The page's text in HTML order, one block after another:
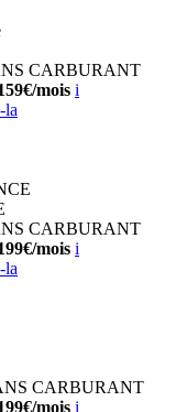
CARBURANT
mois i
la
CARBURANT
mois i
la
CARBURANT
mois i